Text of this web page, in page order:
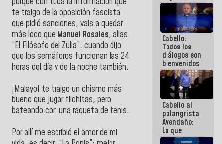
te traigo de la oposición fascista
que pidió sanciones, vais a quedar
más loco que Manuel Rosales, alias
“El Filósofo del Zulia”, cuando dijo
que los semáforos funcionan las 24
horas del día y de la noche también.
¡Malayo! te traigo un chisme más
bueno que jugar flichitas, pero
bateando con una raqueta de tenis.
Por allí me escribió el amor de mi
favor de la
narrativa
hegemónica?
(1)
Cabello:
Todos los
diálogos son
bienvenidos
siempre que
estén en el
marco de la
Constitución
de la
República
Cabello al
palangrista
Avendaño:
Lo que
vayas a